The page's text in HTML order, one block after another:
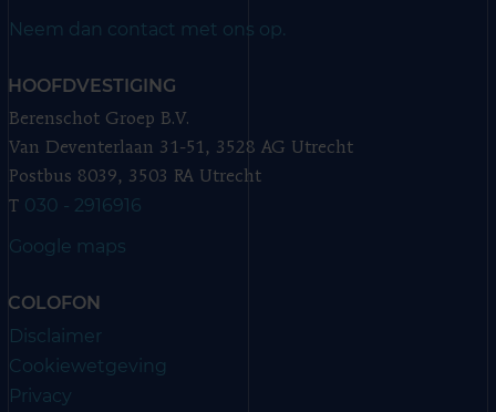
Neem dan contact met ons op.
HOOFDVESTIGING
Berenschot Groep B.V.
Van Deventerlaan 31-51, 3528 AG Utrecht
Postbus 8039, 3503 RA Utrecht
T 030 - 2916916
Google maps
COLOFON
Disclaimer
Cookiewetgeving
Privacy